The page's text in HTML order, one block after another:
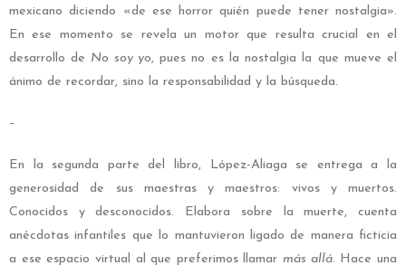
mexicano diciendo «de ese horror quién puede tener nostalgia».
En ese momento se revela un motor que resulta crucial en el
desarrollo de No soy yo, pues no es la nostalgia la que mueve el
ánimo de recordar, sino la responsabilidad y la búsqueda.
–
En la segunda parte del libro, López-Aliaga se entrega a la
generosidad de sus maestras y maestros: vivos y muertos.
Conocidos y desconocidos. Elabora sobre la muerte, cuenta
anécdotas infantiles que lo mantuvieron ligado de manera ficticia
a ese espacio virtual al que preferimos llamar más allá. Hace una